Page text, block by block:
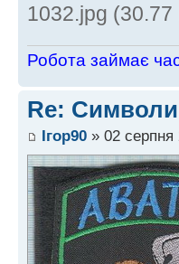
1032.jpg (30.77
Робота займає
Re: Символи
Ігор90 » 02 серпня